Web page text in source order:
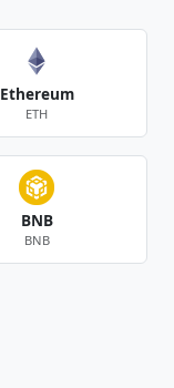
Ethereum
ETH
BNB
BNB